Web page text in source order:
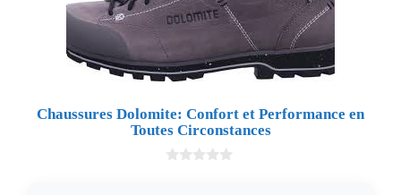
Chaussures Dolomite: Confort et Performance en
Toutes Circonstances